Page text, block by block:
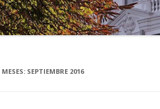
SEPTIEMBRE 2016